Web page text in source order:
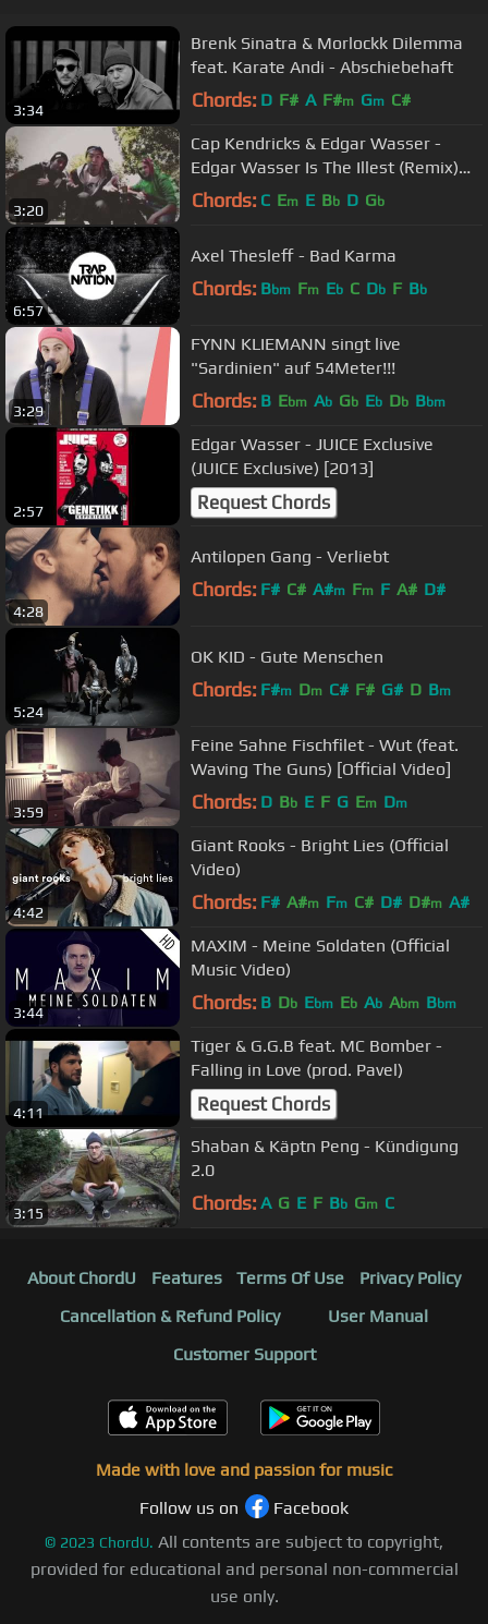
3:34
Brenk Sinatra & Morlockk Dilemma
feat. Karate Andi - Abschiebehaft
Chords: D F# A F#m Gm C#
3:20
Cap Kendricks & Edgar Wasser -
Edgar Wasser Is The Illest (Remix)
[1912]
Chords: C Em E Bb D Gb
6:57
Axel Thesleff - Bad Karma
Chords: Bbm Fm Eb C Db F Bb
3:29
FYNN KLIEMANN singt live
"Sardinien" auf 54Meter!!!
Chords: B Ebm Ab Gb Eb Db Bbm
2:57
Edgar Wasser - JUICE Exclusive
(JUICE Exclusive) [2013]
Request Chords
4:28
Antilopen Gang - Verliebt
Chords: F# C# A#m Fm F A# D#
5:24
OK KID - Gute Menschen
Chords: F#m Dm C# F# G# D Bm
3:59
Feine Sahne Fischfilet - Wut (feat.
Waving The Guns) [Official Video]
Chords: D Bb E F G Em Dm
4:42
Giant Rooks - Bright Lies (Official
Video)
Chords: F# A#m Fm C# D# D#m A#
3:44
MAXIM - Meine Soldaten (Official
Music Video)
Chords: B Db Ebm Eb Ab Abm Bbm
4:11
Tiger & G.G.B feat. MC Bomber -
Falling in Love (prod. Pavel)
Request Chords
3:15
Shaban & Käptn Peng - Kündigung
2.0
Chords: A G E F Bb Gm C
About ChordU Features Terms Of Use
Privacy Policy
Cancellation & Refund Policy
User Manual
Customer Support
Made with love and passion for music
Follow us on
Facebook
© 2023 ChordU. All contents are subject to copyright,
provided for educational and personal non-commercial
use only.